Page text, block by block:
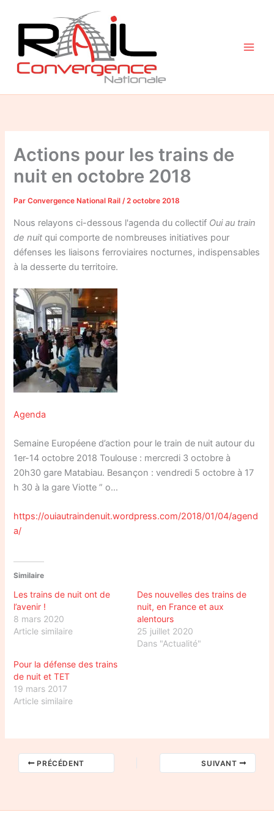
contenu
Actions pour les trains de
nuit en octobre 2018
ParConvergence National Rail/2 octobre 2018
Nous relayons ci-dessous l'agenda du collectif Oui au train
de nuit qui comporte de nombreuses initiatives pour
défenses les liaisons ferroviaires nocturnes, indispensables
à la desserte du territoire.
Agenda
Semaine Européene d’action pour le train de nuit autour du
1er-14 octobre 2018 Toulouse : mercredi 3 octobre à
20h30 gare Matabiau. Besançon : vendredi 5 octobre à 17
h 30 à la gare Viotte ” o…
https://ouiautraindenuit.wordpress.com/2018/01/04/agend
a/
Similaire
Les trains de nuit ont de
l’avenir !
8 mars 2020
Article similaire
Des nouvelles des trains de
nuit, en France et aux
alentours
25 juillet 2020
Dans "Actualité"
Pour la défense des trains
de nuit et TET
19 mars 2017
Article similaire
PRÉCÉDENT SUIVANT